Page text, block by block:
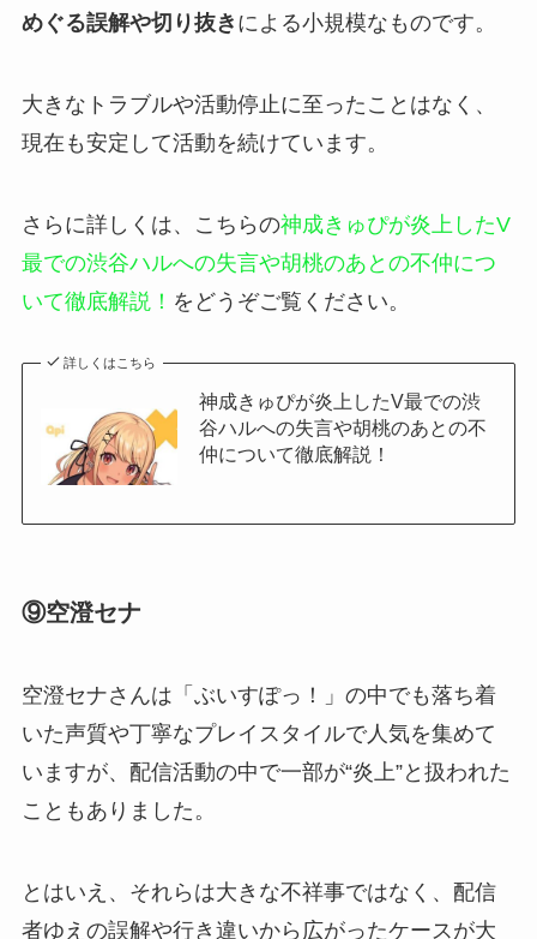
めぐる誤解や切り抜き による小規模なものです。
大きなトラブルや活動停止に至ったことはなく、
現在も安定して活動を続けています。
さらに詳しくは、こちらの神成きゅぴが炎上したV
最での渋谷ハルへの失言や胡桃のあとの不仲につ
いて徹底解説！ をどうぞご覧ください。
詳しくはこちら
神成きゅぴが炎上したV最での渋
谷ハルへの失言や胡桃のあとの不
仲について徹底解説！
⑨空澄セナ
空澄セナさんは「ぶいすぽっ！」の中でも落ち着
いた声質や丁寧なプレイスタイルで人気を集めて
いますが、配信活動の中で一部が“炎上”と扱われた
こともありました。
とはいえ、それらは大きな不祥事ではなく、配信
者ゆえの誤解や行き違いから広がったケースが大